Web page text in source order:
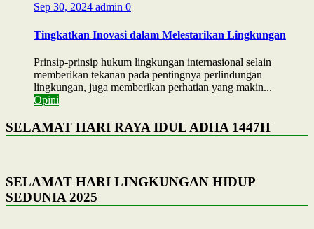
Sep 30, 2024 admin 0
Tingkatkan Inovasi dalam Melestarikan Lingkungan
Prinsip-prinsip hukum lingkungan internasional selain
memberikan tekanan pada pentingnya perlindungan
lingkungan, juga memberikan perhatian yang makin...
Opini
SELAMAT HARI RAYA IDUL ADHA 1447H
SELAMAT HARI LINGKUNGAN HIDUP
SEDUNIA 2025